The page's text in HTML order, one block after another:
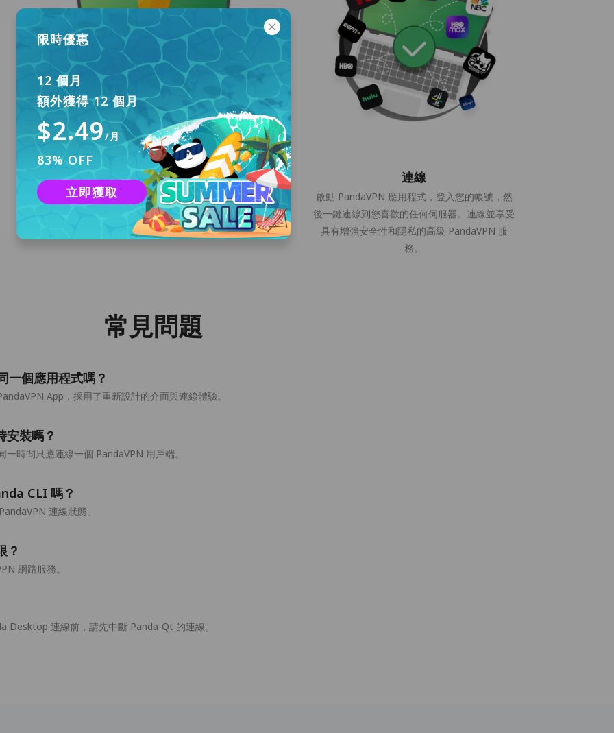
下載並安裝
點擊「免費下載」以下載適用於 macOS 的
PandaVPN 並安裝到您的電腦上。
連線
啟動 PandaVPN 應用程式，登入您的帳號，然
後一鍵連線到您喜歡的任何伺服器。連線並享受
具有增強安全性和隱私的高級 PandaVPN 服
務。
常見問題
個應用程式嗎？
App，採用了重新設計的介面與連線體驗。
裝嗎？
時間只應連線一個 PandaVPN 用戶端。
CLI 嗎？
連線狀態。
？
網路服務。
Desktop 連線前，請先中斷 Panda-Qt 的連線。
限時優惠
12 個月
額外獲得 12 個月
$2.49/月
83% OFF
立即獲取